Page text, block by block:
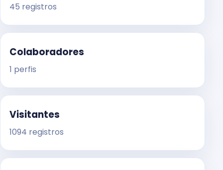
45 registros
Colaboradores
1 perfis
Visitantes
1094 registros